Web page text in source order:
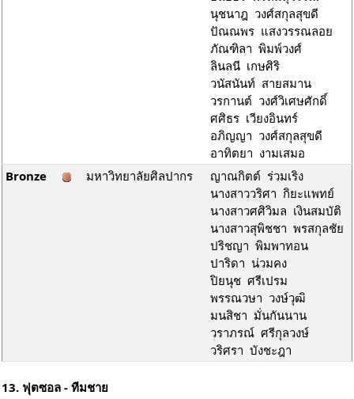
นุชนาฎ วงศ์สกุลสุขดี
ปัณณพร แสงวรรณลอย
ภัณฑิลา พิมพ์วงศ์
ลินลนี เกษศิริ
วนัสนันท์ สายสมาน
วรกานต์ วงศ์วิเศษศักดิ์
ศศิธร เวียงอินทร์
อภิญญา วงศ์สกุลสุขดี
อาทิตยา งามเสมอ
Bronze
มหาวิทยาลัยศิลปากร
ญาณกิตต์ ร่วมเริง
นางสาววริศา กิยะแพทย์
นางสาวศศิวิมล เงินสมบัติ
นางสาวสุพิชชา พรสกุลชัย
ปริชญา พิมพาทอน
ปาริดา น่วมคง
ปิยนุช ศรีเปรม
พรรณวษา วงษ์วุฒิ
มนสิชา มั่นกันนาน
วราภรณ์ ศรีกุลวงษ์
วริศรา บังชะฎา
13. ฟุตซอล - ทีมชาย